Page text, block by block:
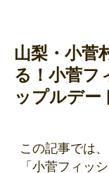
山梨・小菅
る！小菅フ
ップルデー
この記事では
「小菅フィッ